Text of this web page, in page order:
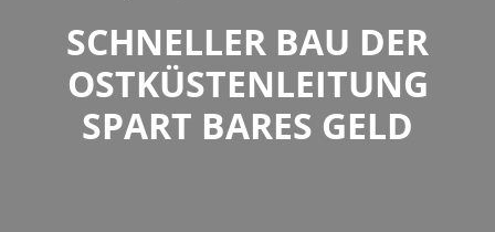
SCHNELLER BAU DER
OSTKÜSTENLEITUNG
SPART BARES GELD